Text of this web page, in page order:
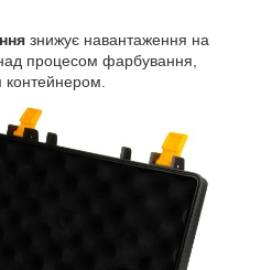
знижує навантаження на
процесом фарбування,
контейнером.